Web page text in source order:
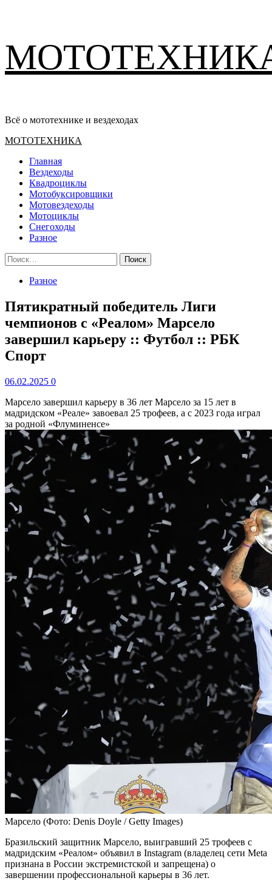
содержимому
Всё о мототехнике и вездеходах
Основное
МОТОТЕХНИКА
Главная
Вездеходы
Квадроциклы
Мотобуксировщики
Мотовездеходы
Мотоциклы
Снегоходы
Разное
Найти:
Разное
Пятикратный победитель Лиги
чемпионов с «Реалом» Марсело
завершил карьеру :: Футбол :: РБК
Спорт
06.02.2025 0
Марсело завершил карьеру в 36 лет Марсело за 15 лет в
мадридском «Реале» завоевал 25 трофеев, а с 2023 года играл
за родной «Флуминенсе»
Марсело (Фото: Denis Doyle / Getty Images)
Бразильский защитник Марсело, выигравший 25 трофеев с
мадридским «Реалом» объявил в Instagram (владелец сети Meta
признана в России экстремистской и запрещена) о
завершении профессиональной карьеры в 36 лет.